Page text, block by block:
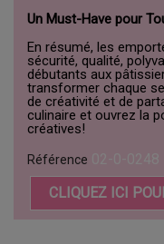
Un Must-Have pour
En résumé, les
sécurité, qualité,
débutants aux
transformer chaque
de créativité et de
culinaire et ouvrez la
créatives!
Référence
CLIQUEZ ICI